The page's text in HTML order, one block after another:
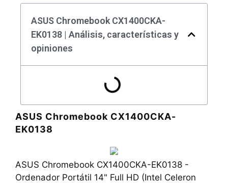
ASUS Chromebook CX1400CKA-
EK0138 | Análisis, características y
opiniones
ASUS Chromebook CX1400CKA-
EK0138
ASUS Chromebook CX1400CKA-EK0138 -
Ordenador Portátil 14" Full HD (Intel Celeron